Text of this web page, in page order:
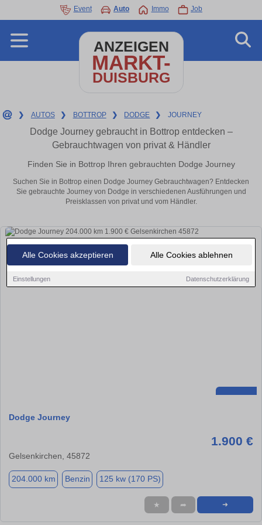
Alle Cookies akzeptieren Alle Cookies ablehnen
Einstellungen Datenschutzerklärung
Event Auto Immo Job
ANZEIGEN
MARKT-
DUISBURG
❯ AUTOS ❯ BOTTROP ❯ DODGE ❯ JOURNEY
Dodge Journey gebraucht in Bottrop entdecken –
Gebrauchtwagen von privat & Händler
Finden Sie in Bottrop Ihren gebrauchten Dodge Journey
Suchen Sie in Bottrop einen Dodge Journey Gebrauchtwagen? Entdecken
Sie gebrauchte Journey von Dodge in verschiedenen Ausführungen und
Preisklassen von privat und vom Händler.
Dodge Journey
1.900 €
Gelsenkirchen, 45872
204.000 km Benzin 125 kw (170 PS)
★ ➦ ➜